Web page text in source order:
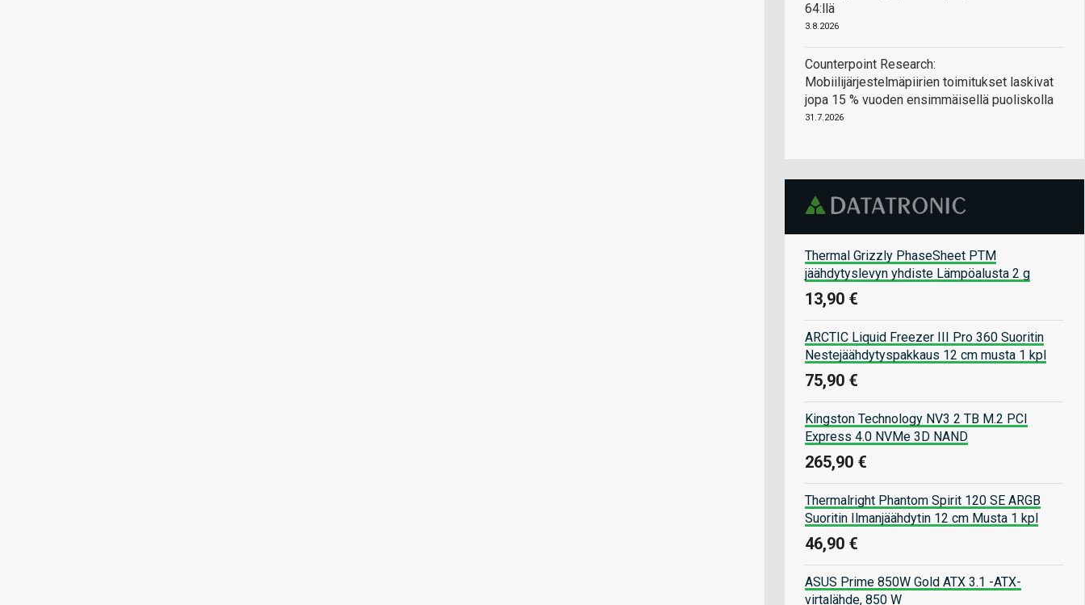
64:llä
3.8.2026
Counterpoint Research:
Mobiilijärjestelmäpiirien toimitukset laskivat
jopa 15 % vuoden ensimmäisellä puoliskolla
31.7.2026
Thermal Grizzly PhaseSheet PTM
jäähdytyslevyn yhdiste Lämpöalusta 2 g
13,90 €
ARCTIC Liquid Freezer III Pro 360 Suoritin
Nestejäähdytyspakkaus 12 cm musta 1 kpl
75,90 €
Kingston Technology NV3 2 TB M.2 PCI
Express 4.0 NVMe 3D NAND
265,90 €
Thermalright Phantom Spirit 120 SE ARGB
Suoritin Ilmanjäähdytin 12 cm Musta 1 kpl
46,90 €
ASUS Prime 850W Gold ATX 3.1 -ATX-
virtalähde, 850 W